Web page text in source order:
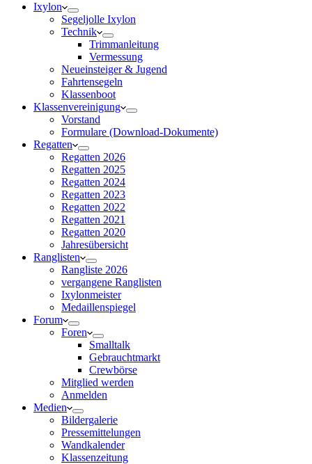
Ixylon
Segeljolle Ixylon
Technik
Trimmanleitung
Vermessung
Neueinsteiger & Jugend
Fahrtensegeln
Klassenboot
Klassenvereinigung
Vorstand
Formulare (Download-Dokumente)
Regatten
Regatten 2026
Regatten 2025
Regatten 2024
Regatten 2023
Regatten 2022
Regatten 2021
Regatten 2020
Jahresübersicht
Ranglisten
Rangliste 2026
vergangene Ranglisten
Ixylonmeister
Medaillenspiegel
Forum
Foren
Smalltalk
Gebrauchtmarkt
Crewbörse
Mitglied werden
Anmelden
Medien
Bildergalerie
Pressemittelungen
Wandkalender
Klassenzeitung